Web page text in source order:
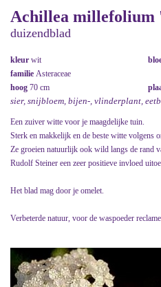
Achillea millefolium
duizendblad
kleur wit
familie Asteraceae
hoog 70 cm
sier, snijbloem, bijen-, vlinderplant,
Een zuiver witte voor je maagdelijke tuin.
Sterk en makkelijk en de beste witte volgens
Ze groeien natuurlijk ook wild langs de rand
Rudolf Steiner een zeer positieve invloed
Het blad mag door je omelet.
Verbeterde natuur, voor de waspoeder reclame